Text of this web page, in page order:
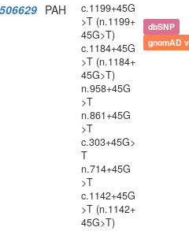
PAH
c.1199+45G
>T (n.1199+
45G>T)
c.1184+45G
>T (n.1184+
45G>T)
n.958+45G
>T
n.861+45G
>T
c.303+45G>
T
n.714+45G
>T
c.1142+45G
>T (n.1142+
45G>T)
dbSNP
gnomAD